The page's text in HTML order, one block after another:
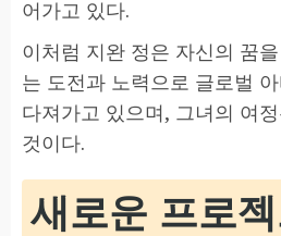
어가고 있다.
이처럼 지완 정은 자신의 꿈
는 도전과 노력으로 글로벌
다져가고 있으며, 그녀의 여
것이다.
새로운 프로